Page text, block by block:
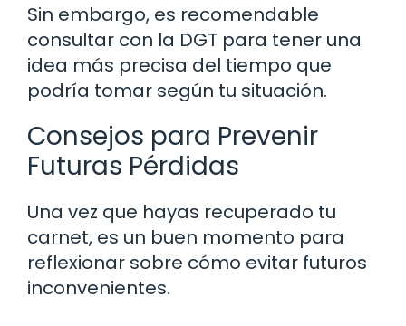
Sin embargo, es recomendable
consultar con la DGT para tener una
idea más precisa del tiempo que
podría tomar según tu situación.
Consejos para Prevenir
Futuras Pérdidas
Una vez que hayas recuperado tu
carnet, es un buen momento para
reflexionar sobre cómo evitar futuros
inconvenientes.